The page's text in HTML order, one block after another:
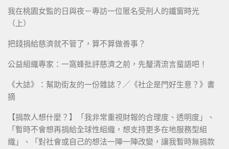
我在桃園女監的日與夜－專訪一位匿名受刑人的鐵窗時光
（上）
把錢捐給慈濟就不管了，算不算做善事？
公益組織專家：一窩蜂批評慈濟之前，先釐清流言蜚語吧！
《大誌》：幫助街友的一份雜誌？／《社企是門好生意？》書
摘
【捐款人想什麼？】「我非常重視財報的合理度、透明度」、
「暫時不會想再捐給全球性組織，想支持更多在地服務型組
織」、「對社會或自己的想法一陣一陣改變，讓我暫時無捐款